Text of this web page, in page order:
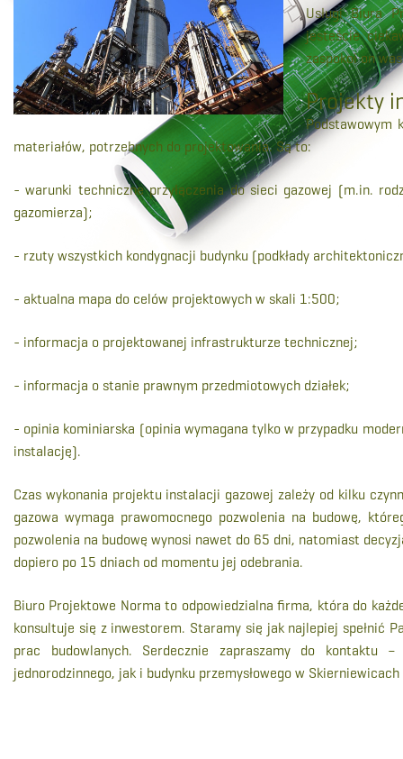
Usługi Biura
jesteście
zaspokoi on
Projekty
Podstawowym
materiałów, potrzebnych do projektowania. Są to:
- warunki techniczne przyłączenia do sieci gazowej (m.in.
gazomierza);
- rzuty wszystkich kondygnacji budynku (podkłady
- aktualna mapa do celów projektowych w skali 1:500;
- informacja o projektowanej infrastrukturze technicznej;
- informacja o stanie prawnym przedmiotowych działek;
- opinia kominiarska (opinia wymagana tylko w przypadku
instalację).
Czas wykonania projektu instalacji gazowej zależy od kilku
gazowa wymaga prawomocnego pozwolenia na budowę,
pozwolenia na budowę wynosi nawet do 65 dni, natomiast
dopiero po 15 dniach od momentu jej odebrania.
Biuro Projektowe Norma to odpowiedzialna firma, która do
konsultuje się z inwestorem. Staramy się jak najlepiej spełnić
prac budowlanych. Serdecznie zapraszamy do kontaktu
jednorodzinnego, jak i budynku przemysłowego w